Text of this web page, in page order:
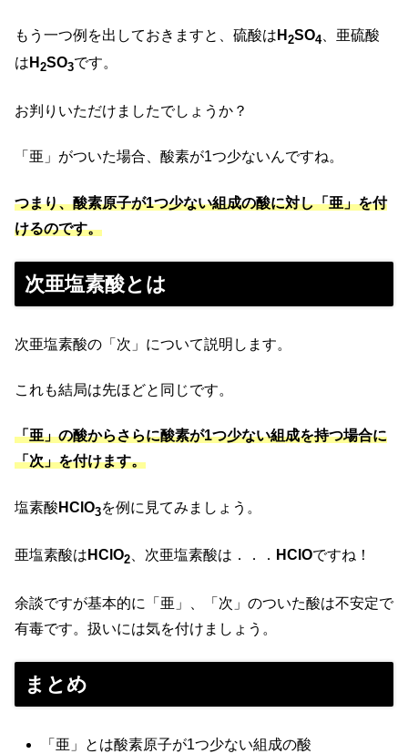
もう一つ例を出しておきますと、硫酸は H 2SO4 、亜硫酸
は H 2SO3です。
お判りいただけましたでしょうか？
「亜」がついた場合、酸素が1つ少ないんですね。
つまり、酸素原子が1つ少ない組成の酸に対し「亜」を付
けるのです。
次亜塩素酸とは
次亜塩素酸の「次」について説明します。
これも結局は先ほどと同じです。
「亜」の酸からさらに酸素が1つ少ない組成を持つ場合に
「次」を付けます。
塩素酸 HClO3を例に見てみましょう。
亜塩素酸は HClO2、次亜塩素酸は．．． HClOですね！
余談ですが基本的に「亜」、「次」のついた酸は不安定で
有毒です。扱いには気を付けましょう。
まとめ
「亜」とは酸素原子が1つ少ない組成の酸